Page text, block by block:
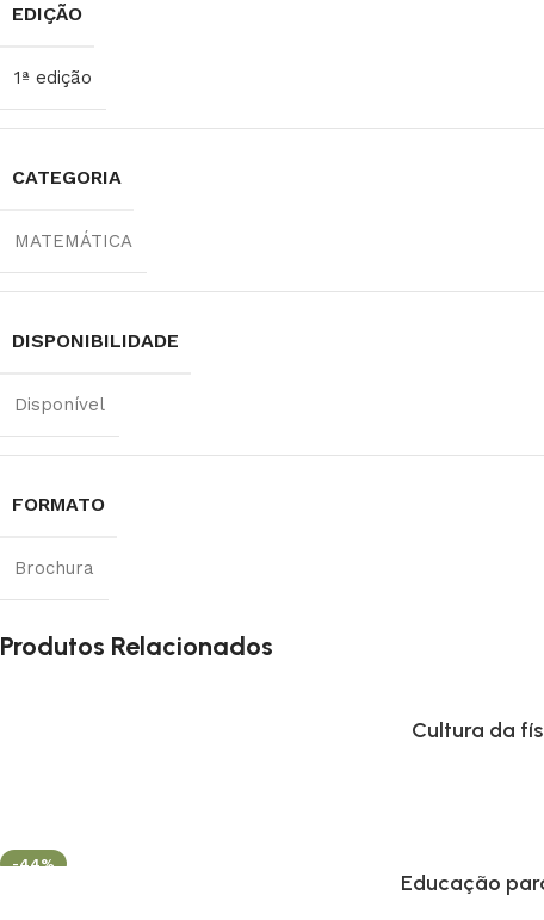
EDIÇÃO
1ª edição
CATEGORIA
MATEMÁTICA
DISPONIBILIDADE
Disponível
FORMATO
Brochura
Produtos Relacionados
Cultura da
-44%
Educação